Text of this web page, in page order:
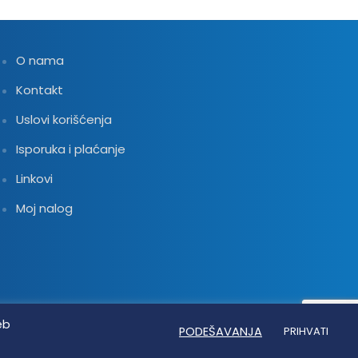
O nama
Kontakt
Uslovi korišćenja
Isporuka i plaćanje
Linkovi
Moj nalog
PODEŠAVANJA PRIHVATI